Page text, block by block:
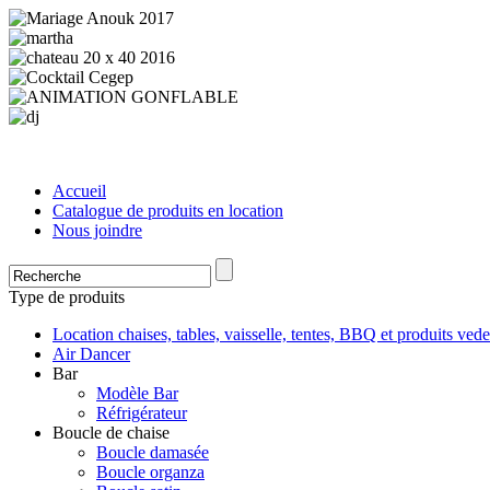
Accueil
Catalogue de produits en location
Nous joindre
Type de produits
Location chaises, tables, vaisselle, tentes, BBQ et produits
Air Dancer
Bar
Modèle Bar
Réfrigérateur
Boucle de chaise
Boucle damasée
Boucle organza